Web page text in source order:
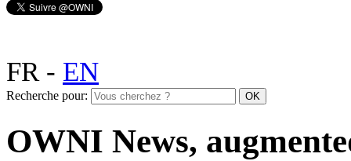
FR- EN
Recherche pour:
OWNI News,